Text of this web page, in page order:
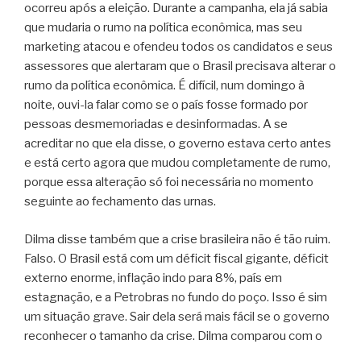
ocorreu após a eleição. Durante a campanha, ela já sabia
que mudaria o rumo na política econômica, mas seu
marketing atacou e ofendeu todos os candidatos e seus
assessores que alertaram que o Brasil precisava alterar o
rumo da política econômica. É difícil, num domingo à
noite, ouvi-la falar como se o país fosse formado por
pessoas desmemoriadas e desinformadas. A se
acreditar no que ela disse, o governo estava certo antes
e está certo agora que mudou completamente de rumo,
porque essa alteração só foi necessária no momento
seguinte ao fechamento das urnas.
Dilma disse também que a crise brasileira não é tão ruim.
Falso. O Brasil está com um déficit fiscal gigante, déficit
externo enorme, inflação indo para 8%, país em
estagnação, e a Petrobras no fundo do poço. Isso é sim
um situação grave. Sair dela será mais fácil se o governo
reconhecer o tamanho da crise. Dilma comparou com o